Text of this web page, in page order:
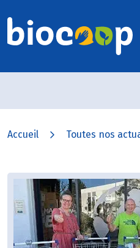
Accueil Toutes nos